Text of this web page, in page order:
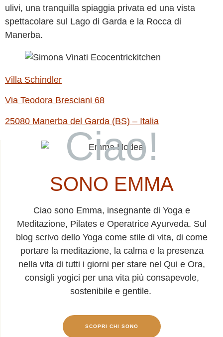
ulivi, una tranquilla spiaggia privata ed una vista
spettacolare sul Lago di Garda e la Rocca di
Manerba.
Villa Schindler
Via Teodora Bresciani 68
25080 Manerba del Garda (BS) – Italia
Ciao!
SONO EMMA
Ciao sono Emma, insegnante di Yoga e
Meditazione, Pilates e Operatrice Ayurveda. Sul
blog scrivo dello Yoga come stile di vita, di come
portare la meditazione, la calma e la presenza
nella vita di tutti i giorni per stare nel Qui e Ora,
consigli yogici per una vita più consapevole,
sostenibile e gentile.
SCOPRI CHI SONO